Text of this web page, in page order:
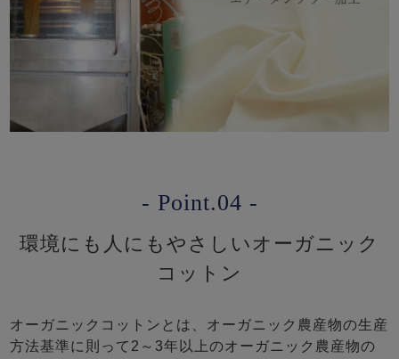
- Point.04 -
環境にも人にもやさしいオーガニック
コットン
オーガニックコットンとは、オーガニック農産物の生産
方法基準に則って2～3年以上のオーガニック農産物の